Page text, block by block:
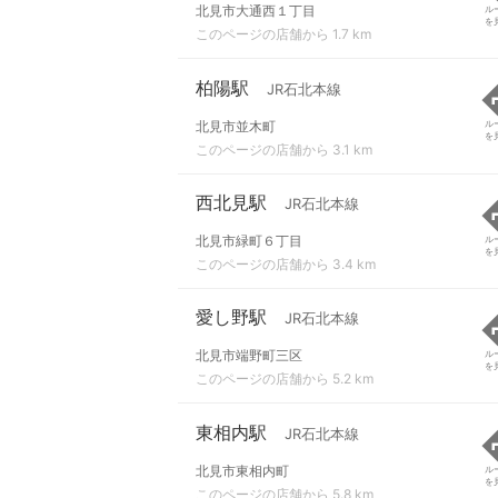
北見市大通西１丁目
このページの店舗から 1.7 km
ル
を
柏陽駅 JR石北本線
北見市並木町
このページの店舗から 3.1 km
ル
を
西北見駅 JR石北本線
北見市緑町６丁目
このページの店舗から 3.4 km
ル
を
愛し野駅 JR石北本線
北見市端野町三区
このページの店舗から 5.2 km
ル
を
東相内駅 JR石北本線
北見市東相内町
このページの店舗から 5.8 km
ル
を